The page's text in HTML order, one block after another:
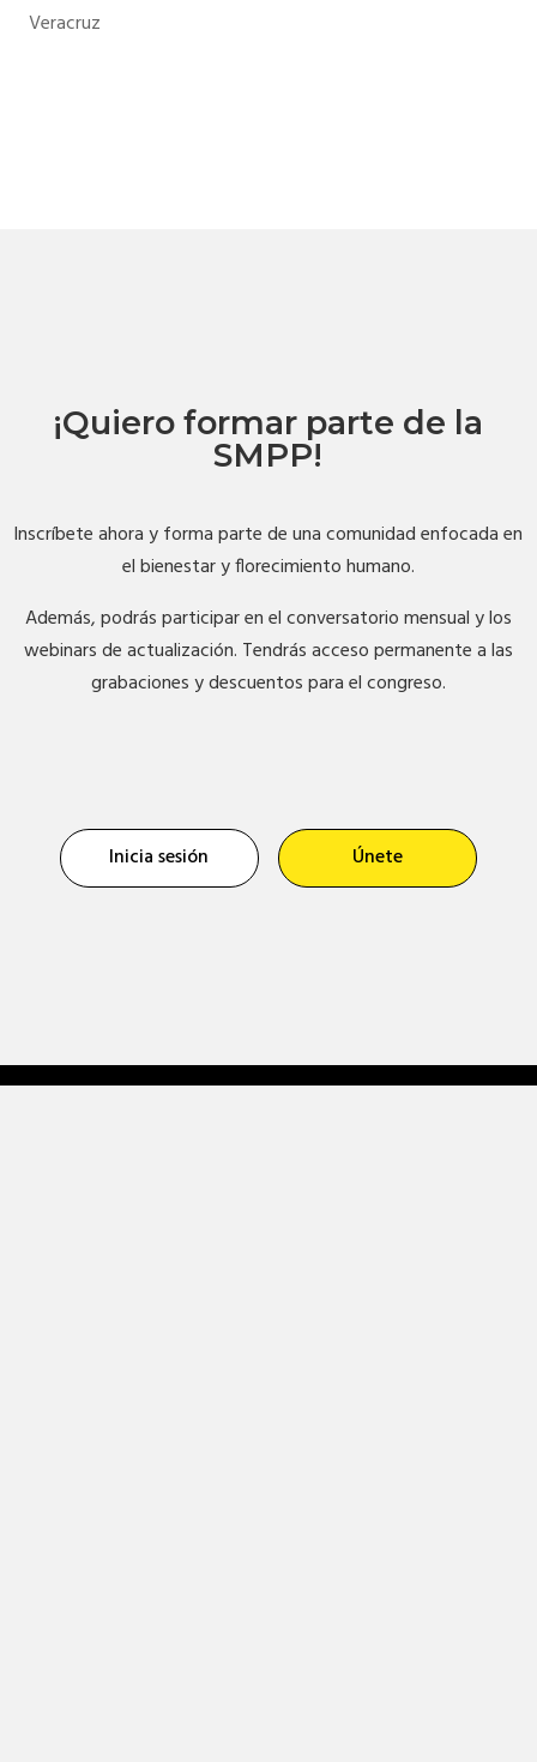
Veracruz
¡Quiero formar parte de la
SMPP!
Inscríbete ahora y forma parte de una comunidad enfocada en
el bienestar y florecimiento humano.
Además, podrás participar en el conversatorio mensual y los
webinars de actualización. Tendrás acceso permanente a las
grabaciones y descuentos para el congreso.
Inicia sesión Únete